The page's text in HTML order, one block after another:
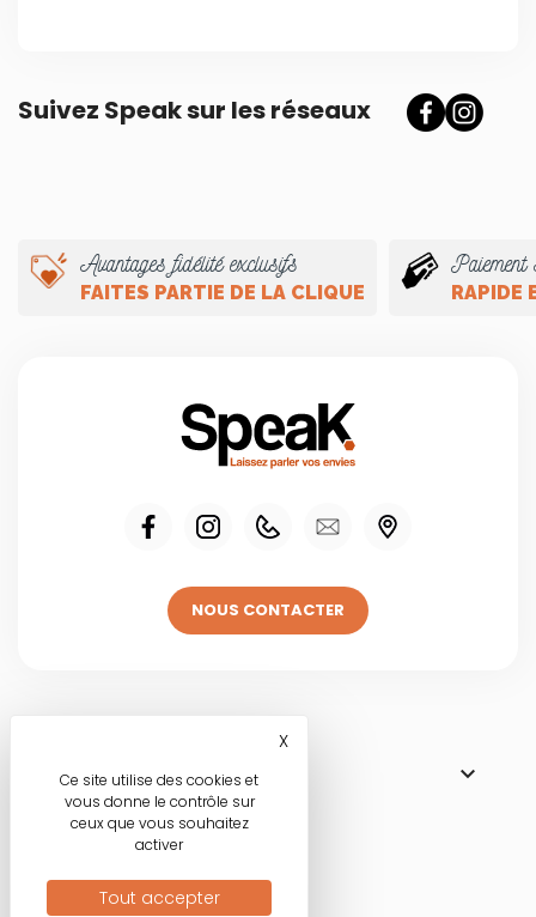
Suivez Speak sur les réseaux
Avantages fidélité exclusifs
FAITES PARTIE DE LA CLIQUE
Paiement
RAPIDE
NOUS CONTACTER

NOS BOUTIQUES
Nos engagements
Ce site utilise des cookies et
vous donne le contrôle sur
ceux que vous souhaitez
activer
Tout accepter
XMasquer le bandeau des